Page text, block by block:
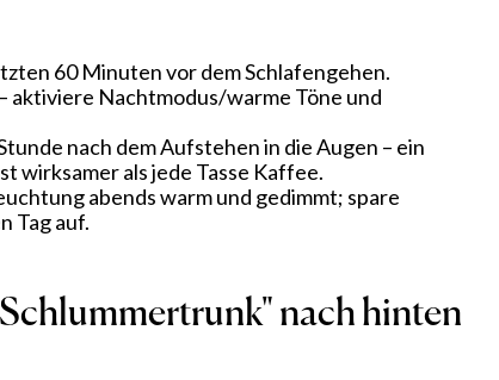
60 Minuten vor dem Schlafengehen.
aktiviere Nachtmodus/warme Töne und
nach dem Aufstehen in die Augen – ein
wirksamer als jede Tasse Kaffee.
abends warm und gedimmt; spare
Tag auf.
nach hinten